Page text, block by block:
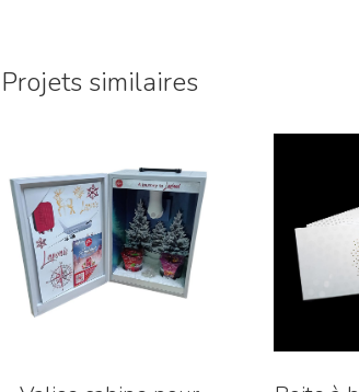
Projets similaires